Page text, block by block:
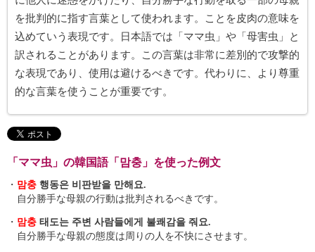
を批判的に指す言葉として使われます。ことを皮肉の意味を
込めていう表現です。日本語では「ママ虫」や「母害虫」と
訳されることがあります。この言葉は非常に差別的で攻撃的
な表現であり、使用は避けるべきです。代わりに、より尊重
的な言葉を使うことが重要です。
「ママ虫」の韓国語「맘충」を使った例文
・ 맘충 행동은 비판받을 만해요.
自分勝手な母親の行動は批判されるべきです。
・ 맘충 태도는 주변 사람들에게 불쾌감을 줘요.
自分勝手な母親の態度は周りの人を不快にさせます。